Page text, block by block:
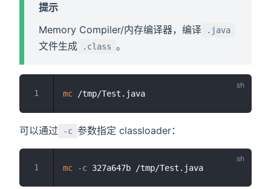
提示
Memory Compiler/内存编译器，编译
.java
文件生成 .class 。
mc
可以通过 -c 参数指定 classloader：
mc -c